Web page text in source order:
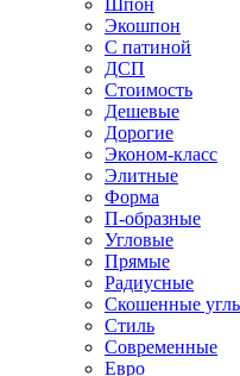
Шпон
Экошпон
С патиной
ДСП
Стоимость
Дешевые
Дорогие
Эконом-класс
Элитные
Форма
П-образные
Угловые
Прямые
Радиусные
Скошенные
Стиль
Современные
Евро